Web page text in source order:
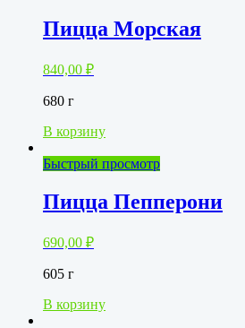
Пицца Морская
840,00 ₽
680 г
В корзину
Быстрый просмотр
Пицца Пепперони
690,00 ₽
605 г
В корзину